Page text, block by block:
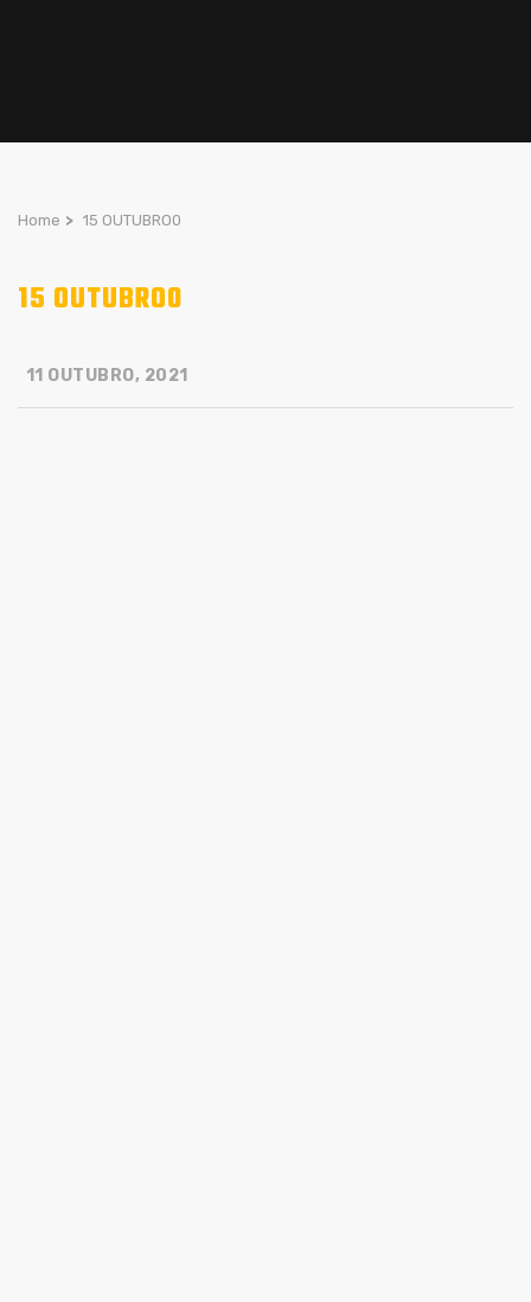
Home > 15 OUTUBRO0
15 OUTUBRO0
11 OUTUBRO, 2021